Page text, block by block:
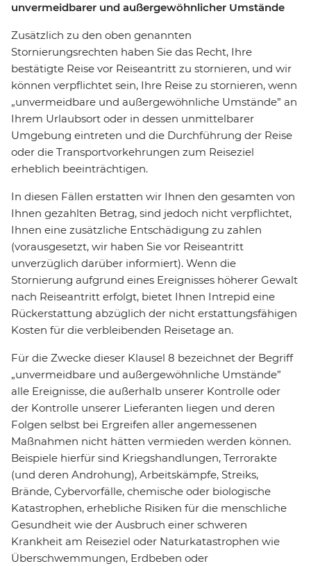
unvermeidbarer und außergewöhnlicher Umstände
Zusätzlich zu den oben genannten
Stornierungsrechten haben Sie das Recht, Ihre
bestätigte Reise vor Reiseantritt zu stornieren, und wir
können verpflichtet sein, Ihre Reise zu stornieren, wenn
„unvermeidbare und außergewöhnliche Umstände” an
Ihrem Urlaubsort oder in dessen unmittelbarer
Umgebung eintreten und die Durchführung der Reise
oder die Transportvorkehrungen zum Reiseziel
erheblich beeinträchtigen.
In diesen Fällen erstatten wir Ihnen den gesamten von
Ihnen gezahlten Betrag, sind jedoch nicht verpflichtet,
Ihnen eine zusätzliche Entschädigung zu zahlen
(vorausgesetzt, wir haben Sie vor Reiseantritt
unverzüglich darüber informiert). Wenn die
Stornierung aufgrund eines Ereignisses höherer Gewalt
nach Reiseantritt erfolgt, bietet Ihnen Intrepid eine
Rückerstattung abzüglich der nicht erstattungsfähigen
Kosten für die verbleibenden Reisetage an.
Für die Zwecke dieser Klausel 8 bezeichnet der Begriff
„unvermeidbare und außergewöhnliche Umstände”
alle Ereignisse, die außerhalb unserer Kontrolle oder
der Kontrolle unserer Lieferanten liegen und deren
Folgen selbst bei Ergreifen aller angemessenen
Maßnahmen nicht hätten vermieden werden können.
Beispiele hierfür sind Kriegshandlungen, Terrorakte
(und deren Androhung), Arbeitskämpfe, Streiks,
Brände, Cybervorfälle, chemische oder biologische
Katastrophen, erhebliche Risiken für die menschliche
Gesundheit wie der Ausbruch einer schweren
Krankheit am Reiseziel oder Naturkatastrophen wie
Überschwemmungen, Erdbeben oder